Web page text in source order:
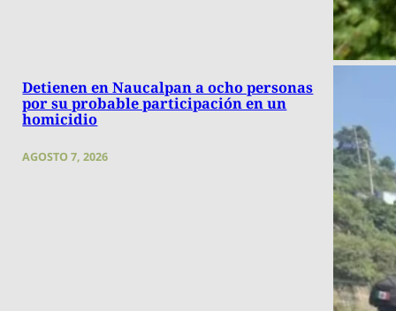
Detienen en Naucalpan a ocho personas
por su probable participación en un
homicidio
AGOSTO 7, 2026